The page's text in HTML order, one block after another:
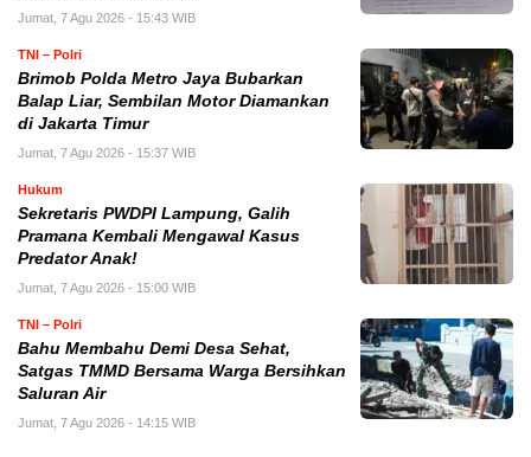
Jumat, 7 Agu 2026 - 15:43 WIB
TNI – Polri
Brimob Polda Metro Jaya Bubarkan
Balap Liar, Sembilan Motor Diamankan
di Jakarta Timur
Jumat, 7 Agu 2026 - 15:37 WIB
Hukum
Sekretaris PWDPI Lampung, Galih
Pramana Kembali Mengawal Kasus
Predator Anak!
Jumat, 7 Agu 2026 - 15:00 WIB
TNI – Polri
Bahu Membahu Demi Desa Sehat,
Satgas TMMD Bersama Warga Bersihkan
Saluran Air
Jumat, 7 Agu 2026 - 14:15 WIB